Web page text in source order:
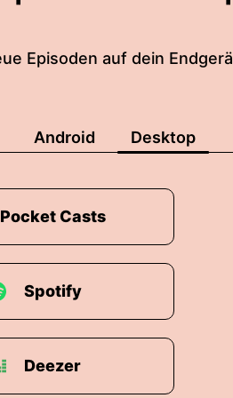
Episoden auf dein
Android Desktop
Pocket Casts
Spotify
Deezer